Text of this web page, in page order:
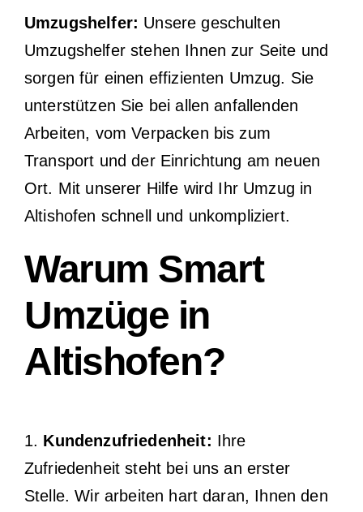
Umzugshelfer: Unsere geschulten
Umzugshelfer stehen Ihnen zur Seite und
sorgen für einen effizienten Umzug. Sie
unterstützen Sie bei allen anfallenden
Arbeiten, vom Verpacken bis zum
Transport und der Einrichtung am neuen
Ort. Mit unserer Hilfe wird Ihr Umzug in
Altishofen schnell und unkompliziert.
Warum Smart
Umzüge in
Altishofen?
1. Kundenzufriedenheit: Ihre
Zufriedenheit steht bei uns an erster
Stelle. Wir arbeiten hart daran, Ihnen den